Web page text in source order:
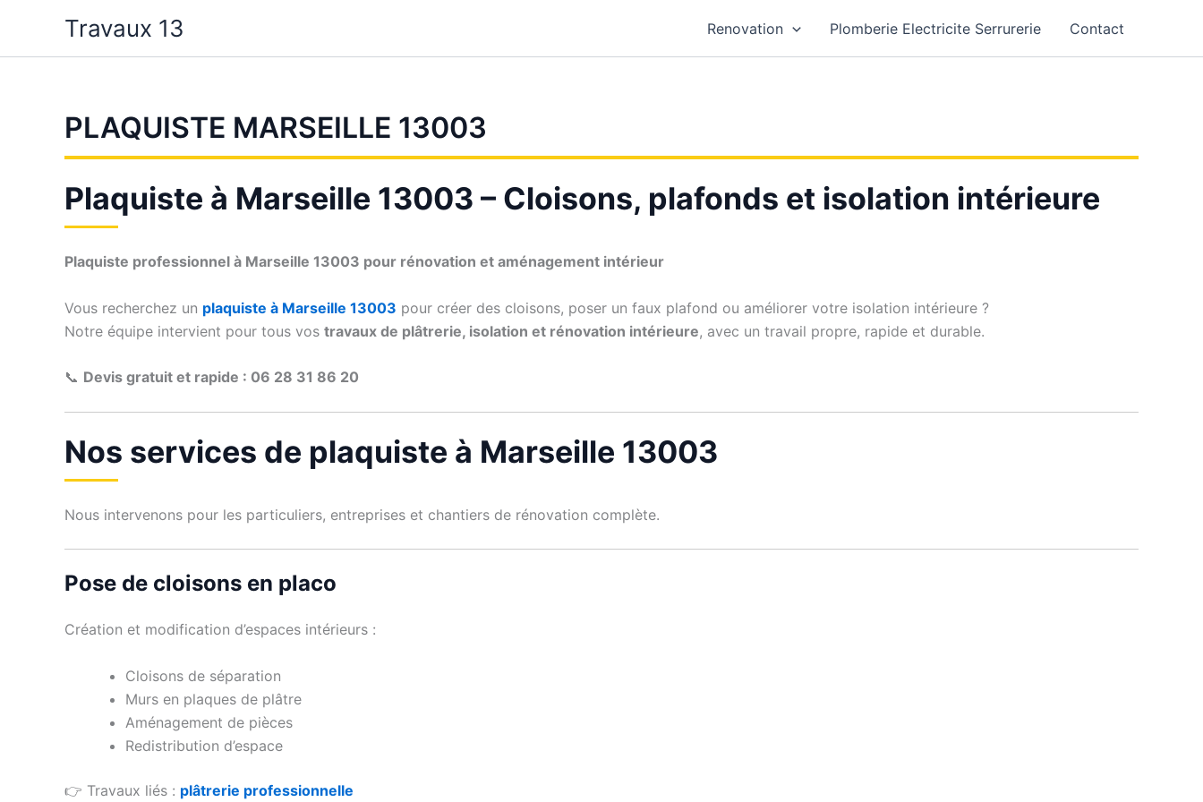
contenu
Travaux 13 Renovation Plomberie Electricite Serrurerie Contact
PLAQUISTE MARSEILLE 13003
Plaquiste à Marseille 13003 – Cloisons, plafonds et isolation intérieure
Plaquiste professionnel à Marseille 13003 pour rénovation et aménagement intérieur
Vous recherchez un plaquiste à Marseille 13003 pour créer des cloisons, poser un faux plafond ou améliorer votre isolation intérieure ?
Notre équipe intervient pour tous vos travaux de plâtrerie, isolation et rénovation intérieure, avec un travail propre, rapide et durable.
📞 Devis gratuit et rapide : 06 28 31 86 20
Nos services de plaquiste à Marseille 13003
Nous intervenons pour les particuliers, entreprises et chantiers de rénovation complète.
Pose de cloisons en placo
Création et modification d’espaces intérieurs :
Cloisons de séparation
Murs en plaques de plâtre
Aménagement de pièces
Redistribution d’espace
👉 Travaux liés : plâtrerie professionnelle